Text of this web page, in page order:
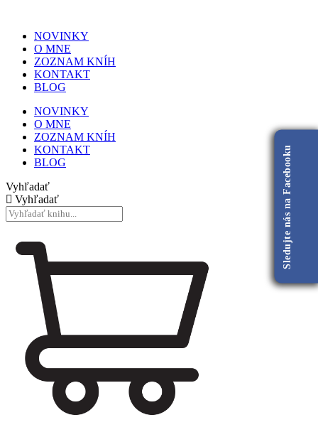
NOVINKY
O MNE
ZOZNAM KNÍH
KONTAKT
BLOG
NOVINKY
O MNE
ZOZNAM KNÍH
KONTAKT
BLOG
Vyhľadať
Vyhľadať
Sledujte nás na Facebooku